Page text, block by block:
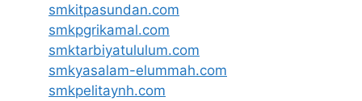
smkitpasundan.com
smkpgrikamal.com
smktarbiyatululum.com
smkyasalam-elummah.com
smkpelitaynh.com